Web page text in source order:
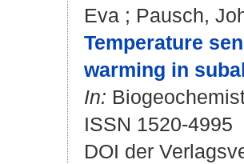
Eva ; Pausch,
Temperature
warming in
In:
ISSN 1520-4995
DOI der